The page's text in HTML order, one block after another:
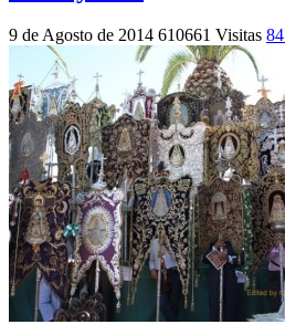
9 de Agosto de 2014 610661 Visitas